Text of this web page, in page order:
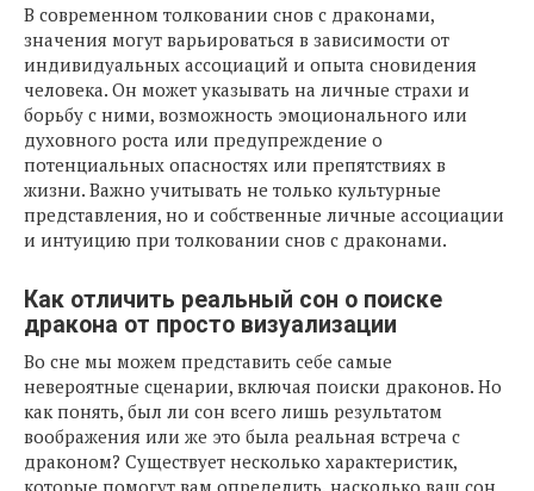
В современном толковании снов с драконами,
значения могут варьироваться в зависимости от
индивидуальных ассоциаций и опыта сновидения
человека. Он может указывать на личные страхи и
борьбу с ними, возможность эмоционального или
духовного роста или предупреждение о
потенциальных опасностях или препятствиях в
жизни. Важно учитывать не только культурные
представления, но и собственные личные ассоциации
и интуицию при толковании снов с драконами.
Как отличить реальный сон о поиске
дракона от просто визуализации
Во сне мы можем представить себе самые
невероятные сценарии, включая поиски драконов. Но
как понять, был ли сон всего лишь результатом
воображения или же это была реальная встреча с
драконом? Существует несколько характеристик,
которые помогут вам определить, насколько ваш сон